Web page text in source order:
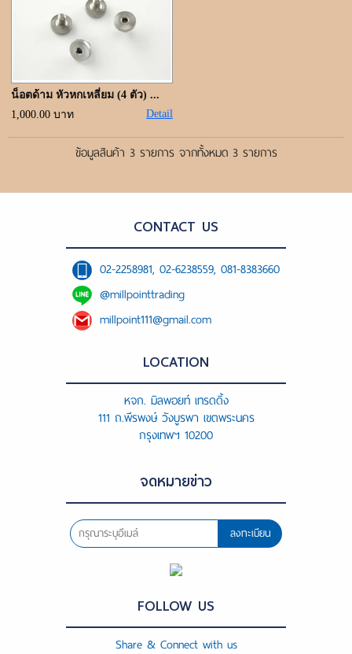
ค้นหาสินค้า
น็อตด้าม หัวหกเหลี่ยม (4 ตัว) ...
1,000.00 บาท
Detail
ข้อมูลสินค้า 3 รายการ จากทั้งหมด 3 รายการ
CONTACT US
02-2258981, 02-6238559, 081-8383660
@millpointtrading
millpoint111@gmail.com
LOCATION
หจก. มิลพอยท์ เทรดดิ้ง
111 ถ.พีรพงษ์ วังบูรพา เขตพระนคร
กรุงเทพฯ 10200
จดหมายข่าว
ลงทะเบียน
FOLLOW US
Share & Connect with us